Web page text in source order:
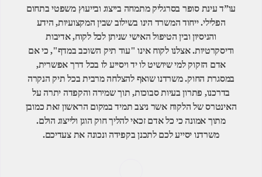
עו”ד עינת סופר בסרגליק מתמחה בייצוג ובייעוץ משפטי בתחום
הפלילי. ייחוד המשרד הינו בשילוב שבין המקצועיות, הידע
והניסיון ובין הטיפול האישי שניתן לכל לקוח, אדיבות
ודיסקרטיות. אצלנו לקוח אינו "עוד תיק השוכב במדף", כי אם
אדם הזקוק למי שיושיט לו יד ויסייע לו בכל דרך אפשרית,
במסגרת החוק. משרדנו שואף להצלחה מרבית בכל תיק הנקרה
בדרכנו, פתרון בעיות סבוכות, תוך שמירה והקפדה יתרה על
האינטרס של הלקוח אשר ניצב תמיד במקום הראשון זאת כמובן
מתוך אמונה כי כל אדם זכאי להליך חוק הוגן ולייצוג הולם.
משרדנו יסייע לכם לתכנן בקפידה ונכונה את צעדיכם.